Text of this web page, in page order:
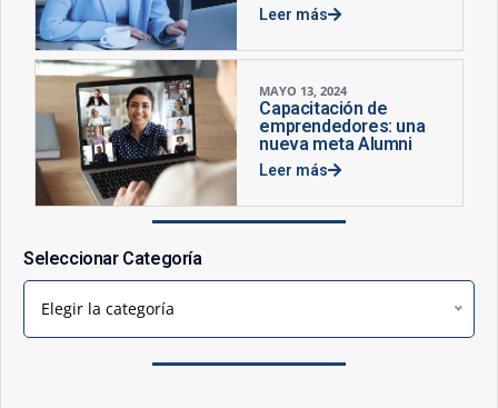
Leer más
MAYO 13, 2024
Capacitación de
emprendedores: una
nueva meta Alumni
Leer más
Seleccionar Categoría
Elegir la categoría